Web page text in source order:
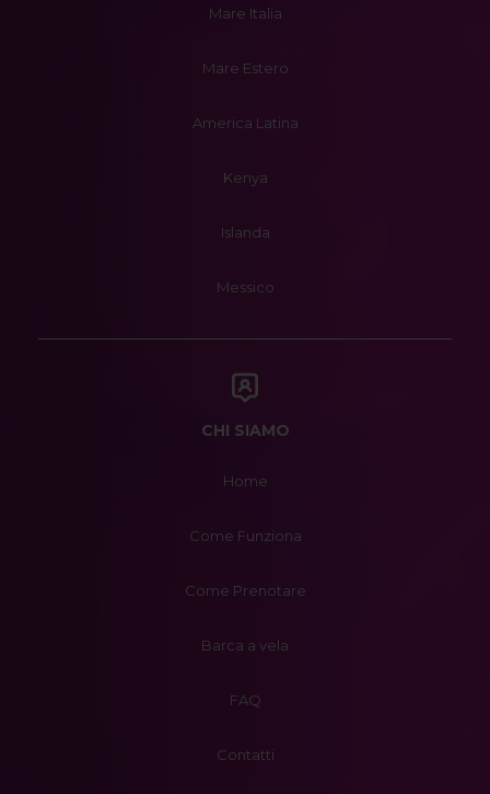
Mare Italia
Mare Estero
America Latina
Kenya
Islanda
Messico
CHI SIAMO
Home
Come Funziona
Come Prenotare
Barca a vela
FAQ
Contatti